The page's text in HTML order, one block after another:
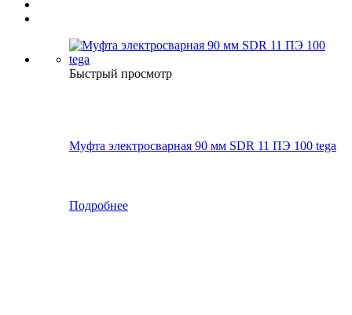
Быстрый просмотр
Муфта электросварная 90 мм SDR 11 ПЭ 100 tega
Подробнее